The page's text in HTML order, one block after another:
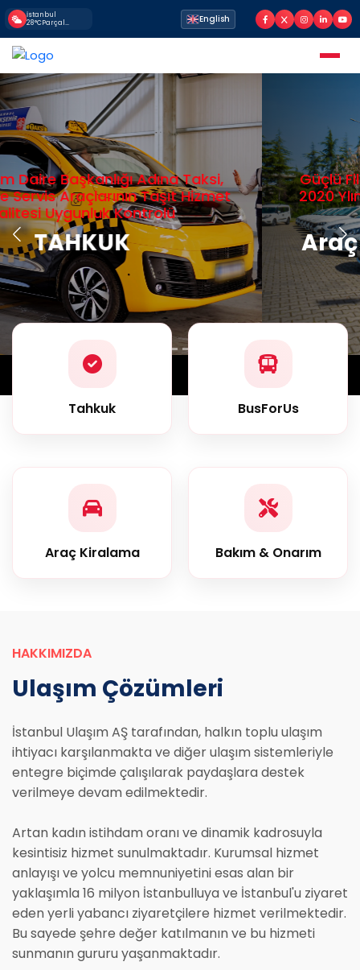
İstanbul
28°C
Parçalı Bulutlu English
Güçlü Filomuz ve Deneyimli Kadromuzla
2020 Ylından İtibaren İBB ve Bağlı İştirak
Şirketlerine
Araç Kiralama Faaliyeti
Tahkuk BusForUs
Araç Kiralama Bakım & Onarım
HAKKIMIZDA
Ulaşım Çözümleri
İstanbul Ulaşım AŞ tarafından, halkın toplu ulaşım
ihtiyacı karşılanmakta ve diğer ulaşım sistemleriyle
entegre biçimde çalışılarak paydaşlara destek
verilmeye devam edilmektedir.
Artan kadın istihdam oranı ve dinamik kadrosuyla
kesintisiz hizmet sunulmaktadır. Kurumsal hizmet
anlayışı ve yolcu memnuniyetini esas alan bir
yaklaşımla 16 milyon İstanbulluya ve İstanbul'u ziyaret
eden yerli yabancı ziyaretçilere hizmet verilmektedir.
Bu sayede şehre değer katılmanın ve bu hizmeti
sunmanın gururu yaşanmaktadır.